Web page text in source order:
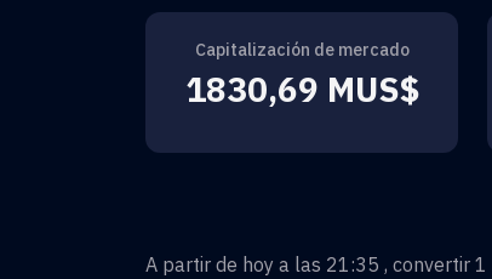
Capitalización de mercado
1830,69 MUS$
A partir de hoy a las 21:35 , convertir 1